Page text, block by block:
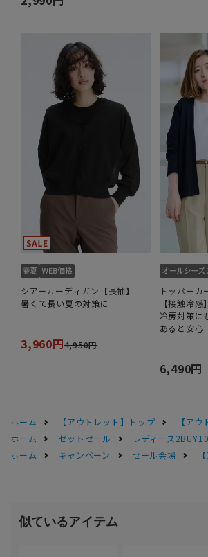
シアーカーディガン【長袖】
暑くて長い夏の対策に
3,960円4,950円
トッパーカ
【接触冷感】
冷房対策に
あると安心
6,490円
ホーム 【アウトレット】トップ
【ア
ホーム
セットセール レディース
ホーム
キャンペーン セール会場